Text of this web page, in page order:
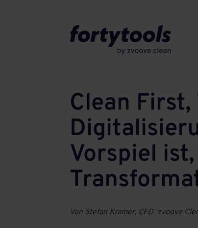
Clean
Vorspiel
Von Stefan Kramer, CEO zvoove